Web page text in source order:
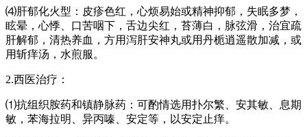
⑷肝郁化火型：皮疹色红，心烦易始或精神抑郁，失眠多梦，
眩晕，心悸、口苦咽下，舌边尖红，苔薄白，脉弦滑，治宜疏
肝解郁，清热养血，方用泻肝安神丸或用丹栀逍遥散加减，或
用斩痒汤，水煎服。
2.西医治疗：
⑴抗组织胺药和镇静脉药：可酌情选用扑尔繁、安其敏、息期
敏，苯海拉明、异丙嗪、安定等，以安定止痒。